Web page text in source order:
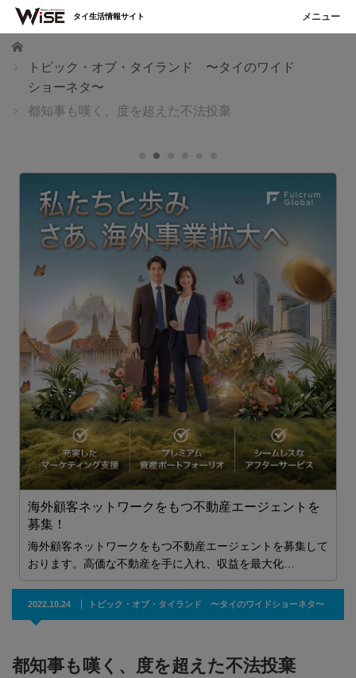
ホーム
トピック・オブ・タイランド 〜タイのワイド
ショーネタ〜
都知事も嘆く、度を超えた不法投棄
海外顧客ネットワークをもつ不動産エージェントを
募集！
海外顧客ネットワークをもつ不動産エージェントを募集して
おります。高価な不動産を手に入れ、収益を最大化…
2022.10.24 トピック・オブ・タイランド 〜タイのワイドショーネタ〜
都知事も嘆く、度を超えた不法投棄
タイ生活情報サイト